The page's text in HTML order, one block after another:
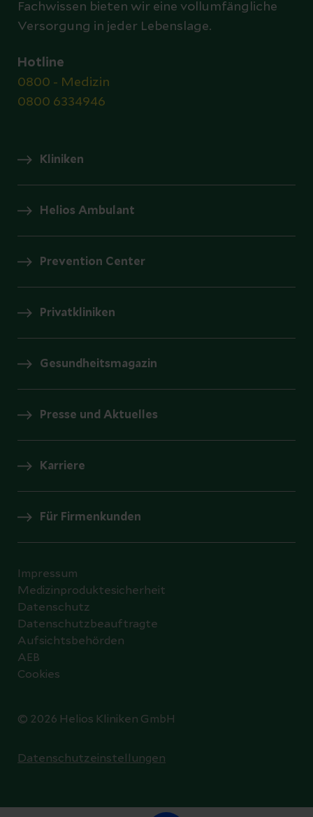
Fachwissen bieten wir eine vollumfängliche
Versorgung in jeder Lebenslage.
Hotline
0800 - Medizin
0800 6334946
Kliniken
Helios Ambulant
Prevention Center
Privatkliniken
Gesundheitsmagazin
Presse und Aktuelles
Karriere
Für Firmenkunden
© 2026 Helios Kliniken GmbH
Impressum
Medizinproduktesicherheit
Datenschutz
Datenschutzbeauftragte
Aufsichtsbehörden
AEB
Cookies
Datenschutzeinstellungen